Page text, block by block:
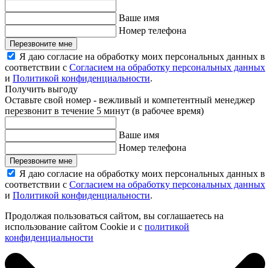
Ваше имя
Номер телефона
Перезвоните мне
Я даю согласие на обработку моих персональных данных в
соответствии с Согласием на обработку персональных данных
и Политикой конфиденциальности.
Получить выгоду
Оставьте свой номер - вежливый и компетентный менеджер
перезвонит в течение 5 минут (в рабочее время)
Ваше имя
Номер телефона
Перезвоните мне
Я даю согласие на обработку моих персональных данных в
соответствии с Согласием на обработку персональных данных
и Политикой конфиденциальности.
Продолжая пользоваться сайтом, вы соглашаетесь на
использование сайтом Cookie и с политикой
конфиденциальности